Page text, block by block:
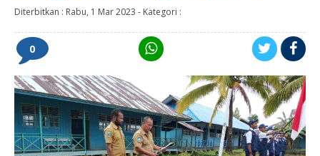
Diterbitkan : Rabu, 1 Mar 2023 - Kategori :
0